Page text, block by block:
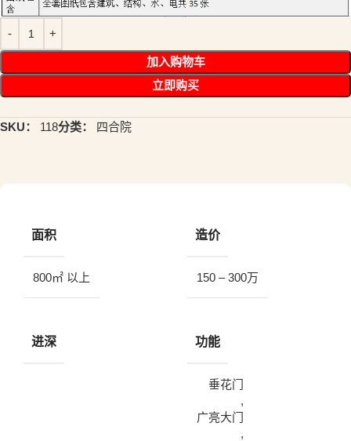
加入购物车
立即购买
SKU： 118分类： 四合院
面积
800㎡ 以上
造价
150 – 300万
进深 功能
垂花门
,
广亮大门
,